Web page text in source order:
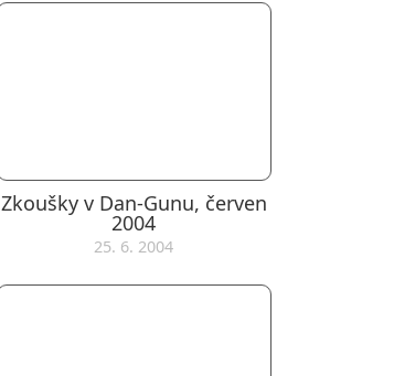
Zkoušky v Dan-Gunu, červen
2004
25. 6. 2004